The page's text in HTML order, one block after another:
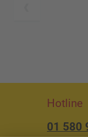
Hotline
01 580